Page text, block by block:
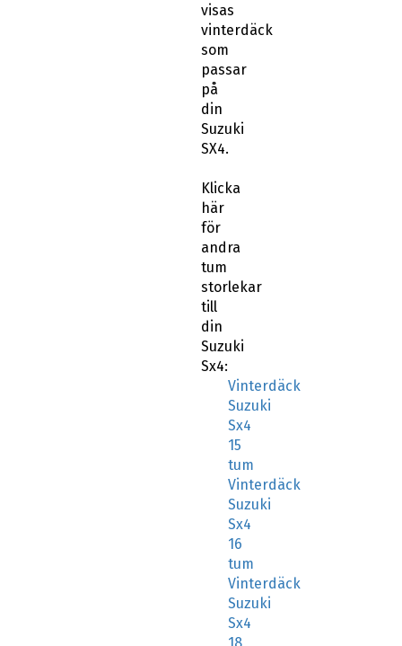
visas
vinterdäck
som
passar
på
din
Suzuki
SX4.
Klicka
här
för
andra
tum
storlekar
till
din
Suzuki
Sx4:
Vinterdäck
Suzuki
Sx4
15
tum
Vinterdäck
Suzuki
Sx4
16
tum
Vinterdäck
Suzuki
Sx4
18